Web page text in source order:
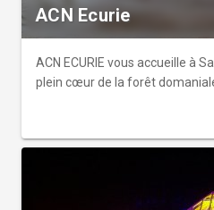
ACN Ecurie
ACN ECURIE vous accueille à
plein cœur de la forêt